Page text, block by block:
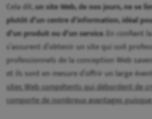
Cela dit,un site Web, de nos jours, ne se
plutôt d’un centre d’information, idéal
d’un produit ou d’un service. En confiant
s’assurent d’obtenir un site qui soit
professionnels de la conception Web
et ils sont en mesure d’offrir un large
sites Web compétents qui débordent de
comporte de nombreux avantages